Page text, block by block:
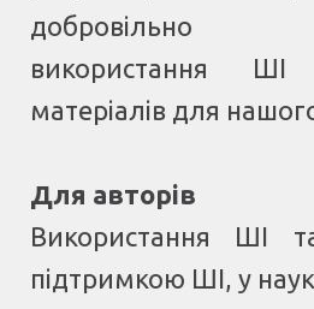
добровільно
використання ШІ
матеріалів для
Для авторів
Використання ШІ
підтримкою ШІ, у